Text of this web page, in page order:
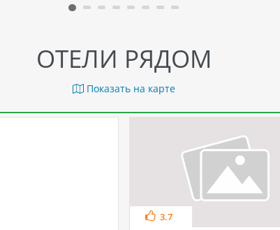
ОТЕЛИ РЯДОМ
Показать на карте
3.7